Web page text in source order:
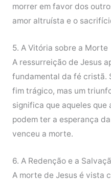
morrer em favor dos
amor altruísta e o
5. A Vitória sobre a Morte
A ressurreição de Jesus
fundamental da fé cristã.
fim trágico, mas um
significa que aqueles
podem ter a esperança
venceu a morte.
6. A Redenção e a
A morte de Jesus é vista